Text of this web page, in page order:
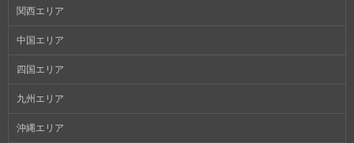
関西エリア
中国エリア
四国エリア
九州エリア
沖縄エリア